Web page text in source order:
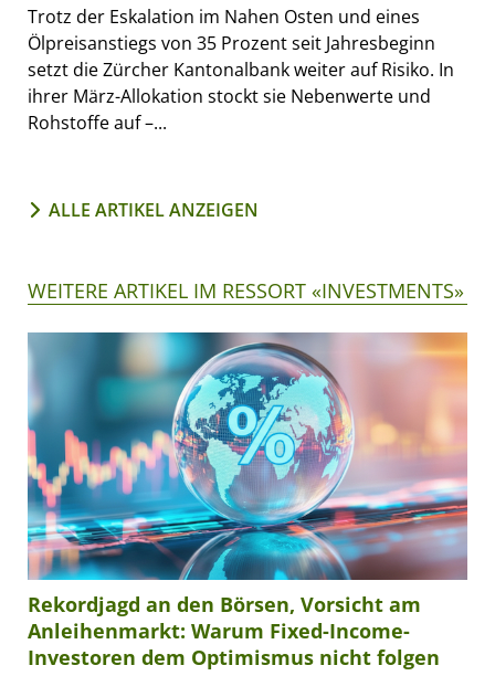
Trotz der Eskalation im Nahen Osten und eines
Ölpreisanstiegs von 35 Prozent seit Jahresbeginn
setzt die Zürcher Kantonalbank weiter auf Risiko. In
ihrer März-Allokation stockt sie Nebenwerte und
Rohstoffe auf –...
ALLE ARTIKEL ANZEIGEN
WEITERE ARTIKEL IM RESSORT «INVESTMENTS»
Rekordjagd an den Börsen, Vorsicht am
Anleihenmarkt: Warum Fixed-Income-
Investoren dem Optimismus nicht folgen